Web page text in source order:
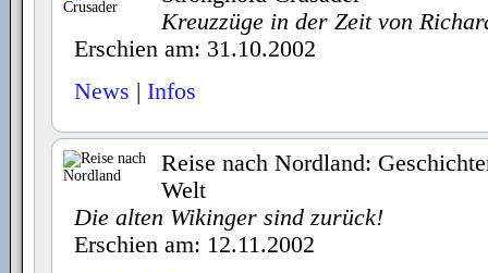
Kreuzzüge in der Zeit von
Erschien am: 31.10.2002
News | Infos
Reise nach Nordland:
Welt
Die alten Wikinger sind zurück!
Erschien am: 12.11.2002